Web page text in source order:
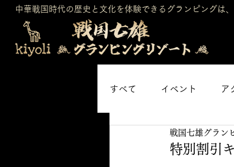
中華戦国時代の歴史と文化を体験できるグランピングは
すべて イベント ア
特別割引
戦国七雄グラン